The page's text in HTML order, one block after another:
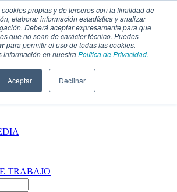
propias y de terceros con la finalidad de
elaborar información estadística y analizar
Deberá aceptar expresamente para que
que no sean de carácter técnico. Puedes
para permitir el uso de todas las cookies.
información en nuestraPolítica de Privacidad.
Aceptar Declinar
TRABAJO